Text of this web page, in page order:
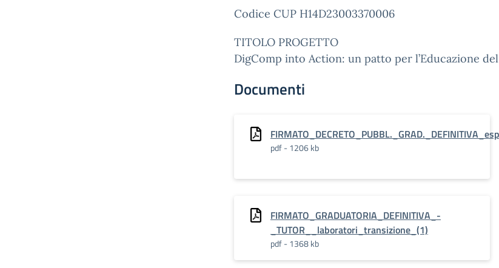
Codice CUP H14D23003370006
TITOLO PROGETTO
DigComp into Action: un patto per l’Educazione
Documenti
pdf - 1206 kb
FIRMATO_GRADUATORIA_DEFINITIVA_-
_TUTOR__laboratori_transizione_(1)
pdf - 1368 kb